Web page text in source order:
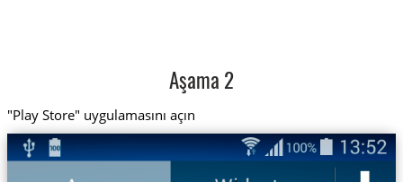
Aşama 2
"Play Store" uygulamasını açın